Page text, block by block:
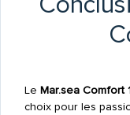
Le Mar.sea Comfort
choix pour les